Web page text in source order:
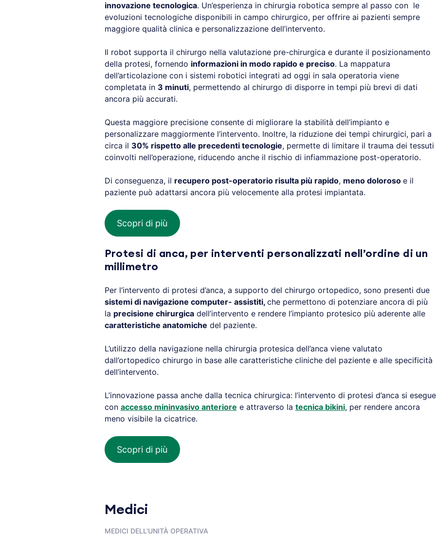
innovazione tecnologica. Un’esperienza in chirurgia robotica sempre al passo con le
evoluzioni tecnologiche disponibili in campo chirurgico, per offrire ai pazienti sempre
maggiore qualità clinica e personalizzazione dell’intervento.
Il robot supporta il chirurgo nella valutazione pre-chirurgica e durante il posizionamento
della protesi, fornendo informazioni in modo rapido e preciso. La mappatura
dell’articolazione con i sistemi robotici integrati ad oggi in sala operatoria viene
completata in 3 minuti, permettendo al chirurgo di disporre in tempi più brevi di dati
ancora più accurati.
Questa maggiore precisione consente di migliorare la stabilità dell’impianto e
personalizzare maggiormente l’intervento. Inoltre, la riduzione dei tempi chirurgici, pari a
circa il 30% rispetto alle precedenti tecnologie, permette di limitare il trauma dei tessuti
coinvolti nell’operazione, riducendo anche il rischio di infiammazione post-operatorio.
Di conseguenza, il recupero post-operatorio risulta più rapido, meno doloroso e il
paziente può adattarsi ancora più velocemente alla protesi impiantata.
Scopri di più
Protesi di anca, per interventi personalizzati nell’ordine di un
millimetro
Per l’intervento di protesi d’anca, a supporto del chirurgo ortopedico, sono presenti due
sistemi di navigazione computer- assistiti, che permettono di potenziare ancora di più
la precisione chirurgicadell’intervento e rendere l’impianto protesico più aderente alle
caratteristiche anatomiche del paziente.
L’utilizzo della navigazione nella chirurgia protesica dell’anca viene valutato
dall’ortopedico chirurgo in base alle caratteristiche cliniche del paziente e alle specificità
dell’intervento.
L’innovazione passa anche dalla tecnica chirurgica: l’intervento di protesi d’anca si esegue
con accesso mininvasivo anteriore e attraverso la tecnica bikini, per rendere ancora
meno visibile la cicatrice.
Scopri di più
Medici
MEDICI DELL'UNITÀ OPERATIVA